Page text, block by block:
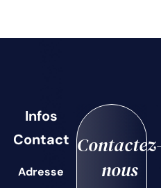
Infos
Contact
Adresse
nous